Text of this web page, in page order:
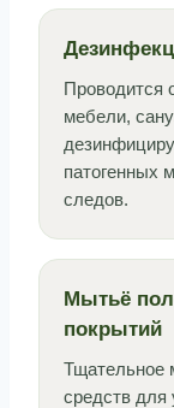
Проводится
мебели,
патогенных
следов.
Мытьё
покрытий
Тщательное
средств для